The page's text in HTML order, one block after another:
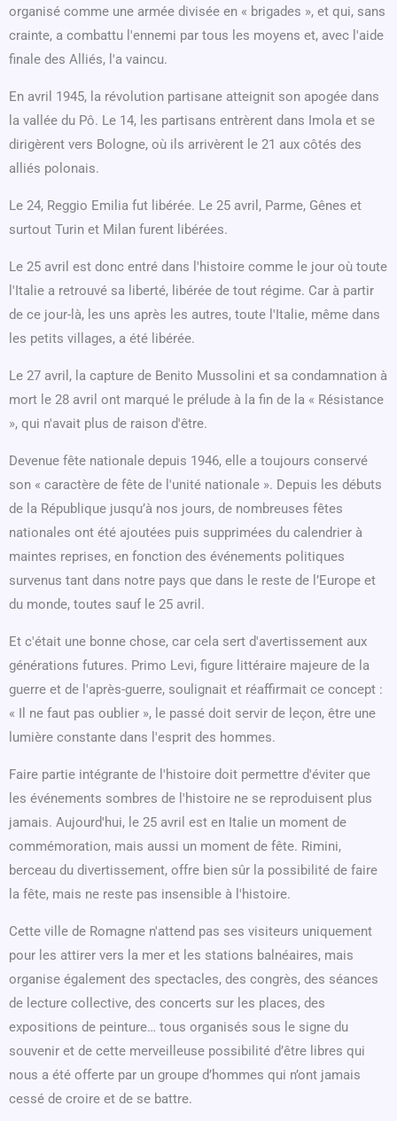
organisé comme une armée divisée en « brigades », et qui, sans
crainte, a combattu l'ennemi par tous les moyens et, avec l'aide
finale des Alliés, l'a vaincu.
En avril 1945, la révolution partisane atteignit son apogée dans
la vallée du Pô. Le 14, les partisans entrèrent dans Imola et se
dirigèrent vers Bologne, où ils arrivèrent le 21 aux côtés des
alliés polonais.
Le 24, Reggio Emilia fut libérée. Le 25 avril, Parme, Gênes et
surtout Turin et Milan furent libérées.
Le 25 avril est donc entré dans l'histoire comme le jour où toute
l'Italie a retrouvé sa liberté, libérée de tout régime. Car à partir
de ce jour-là, les uns après les autres, toute l'Italie, même dans
les petits villages, a été libérée.
Le 27 avril, la capture de Benito Mussolini et sa condamnation à
mort le 28 avril ont marqué le prélude à la fin de la « Résistance
», qui n'avait plus de raison d'être.
Devenue fête nationale depuis 1946, elle a toujours conservé
son « caractère de fête de l'unité nationale ». Depuis les débuts
de la République jusqu’à nos jours, de nombreuses fêtes
nationales ont été ajoutées puis supprimées du calendrier à
maintes reprises, en fonction des événements politiques
survenus tant dans notre pays que dans le reste de l’Europe et
du monde, toutes sauf le 25 avril.
Et c'était une bonne chose, car cela sert d'avertissement aux
générations futures. Primo Levi, figure littéraire majeure de la
guerre et de l'après-guerre, soulignait et réaffirmait ce concept :
« Il ne faut pas oublier », le passé doit servir de leçon, être une
lumière constante dans l'esprit des hommes.
Faire partie intégrante de l'histoire doit permettre d'éviter que
les événements sombres de l'histoire ne se reproduisent plus
jamais. Aujourd'hui, le 25 avril est en Italie un moment de
commémoration, mais aussi un moment de fête. Rimini,
berceau du divertissement, offre bien sûr la possibilité de faire
la fête, mais ne reste pas insensible à l'histoire.
Cette ville de Romagne n'attend pas ses visiteurs uniquement
pour les attirer vers la mer et les stations balnéaires, mais
organise également des spectacles, des congrès, des séances
de lecture collective, des concerts sur les places, des
expositions de peinture… tous organisés sous le signe du
souvenir et de cette merveilleuse possibilité d’être libres qui
nous a été offerte par un groupe d’hommes qui n’ont jamais
cessé de croire et de se battre.